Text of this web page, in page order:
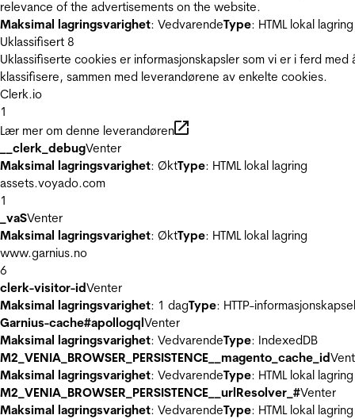
relevance of the advertisements on the website.
Maksimal lagringsvarighet: VedvarendeType: HTML lokal lagring
Uklassifisert 8
Uklassifiserte cookies er informasjonskapsler som vi er i ferd med
klassifisere, sammen med leverandørene av enkelte cookies.
Clerk.io
1
Lær mer om denne leverandøren
__clerk_debugVenter
Maksimal lagringsvarighet: ØktType: HTML lokal lagring
assets.voyado.com
1
_vaSVenter
Maksimal lagringsvarighet: ØktType: HTML lokal lagring
www.garnius.no
6
clerk-visitor-idVenter
Maksimal lagringsvarighet: 1 dagType: HTTP-informasjonskapsel
Garnius-cache#apollogqlVenter
Maksimal lagringsvarighet: VedvarendeType: IndexedDB
M2_VENIA_BROWSER_PERSISTENCE__magento_cache_id
Maksimal lagringsvarighet: VedvarendeType: HTML lokal lagring
M2_VENIA_BROWSER_PERSISTENCE__urlResolver_#Venter
Maksimal lagringsvarighet: VedvarendeType: HTML lokal lagring